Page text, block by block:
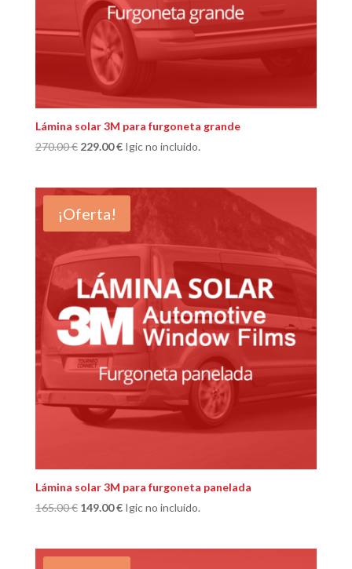
Lámina solar 3M para furgoneta grande
270.00€ El
era:
270.00 €.
229.00€El
es:
Igic no incluido.
¡Oferta!
Lámina solar 3M para furgoneta panelada
165.00€ El
era:
149.00€El
es:
Igic no incluido.